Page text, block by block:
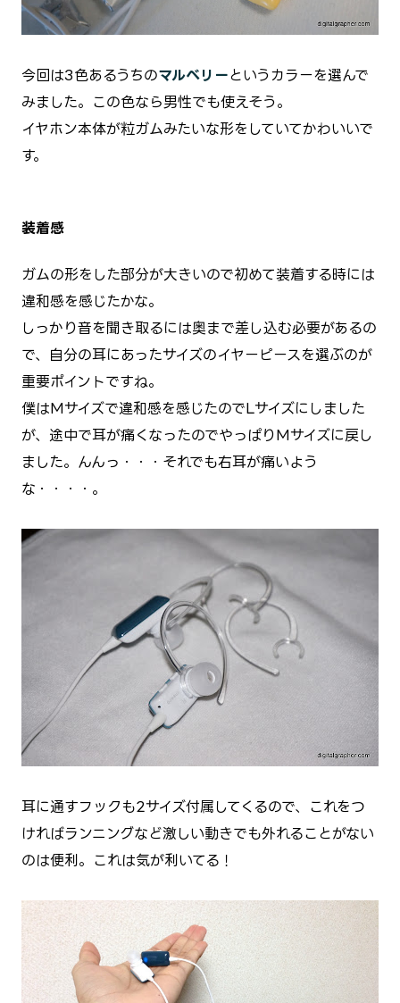
今回は3色あるうちのマルベリーというカラーを選んで
みました。この色なら男性でも使えそう。
イヤホン本体が粒ガムみたいな形をしていてかわいいで
す。
装着感
ガムの形をした部分が大きいので初めて装着する時には
違和感を感じたかな。
しっかり音を聞き取るには奥まで差し込む必要があるの
で、自分の耳にあったサイズのイヤーピースを選ぶのが
重要ポイントですね。
僕はMサイズで違和感を感じたのでLサイズにしました
が、途中で耳が痛くなったのでやっぱりMサイズに戻し
ました。んんっ・・・それでも右耳が痛いよう
な・・・・。
耳に通すフックも2サイズ付属してくるので、これをつ
ければランニングなど激しい動きでも外れることがない
のは便利。これは気が利いてる！